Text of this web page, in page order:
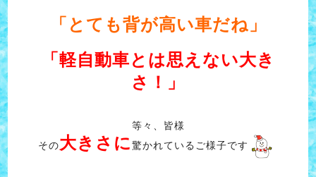
「とても背が高い車だね」
「軽自動車とは思えない大き
さ！」
等々、皆様
その大きさに驚かれているご様子です